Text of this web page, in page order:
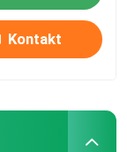
Kontakt